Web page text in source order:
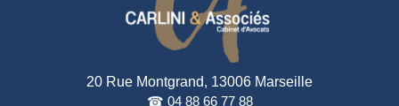
20 Rue Montgrand, 13006 Marseille
☎ 04 88 66 77 88